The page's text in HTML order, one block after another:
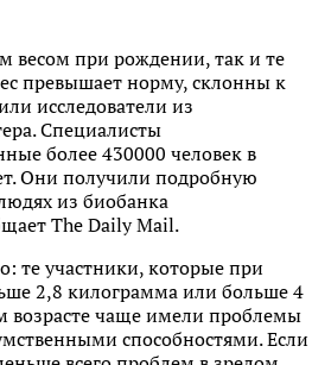
весом при рождении, так и те
превышает норму, склонны к
исследователи из
Специалисты
более 430000 человек в
Они получили подробную
из биобанка
The Daily Mail.
те участники, которые при
2,8 килограмма или больше 4
возрасте чаще имели проблемы
способностями. Если